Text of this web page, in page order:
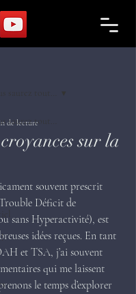
saurez tout…
saurez tout…
sur la
de lecture
souvent prescrit
Déficit de
sans Hyperactivité), est
idées reçues. En tant
et TSA, j’ai souvent
qui me laissent
le temps d’explorer